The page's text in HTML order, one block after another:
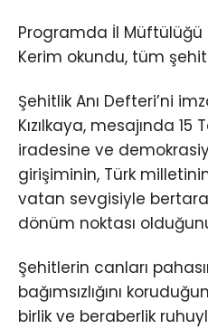
Programda İl Müftülüğü
Kerim okundu, tüm
Şehitlik Anı Defteri’ni
Kızılkaya, mesajında 15
iradesine ve
girişiminin, Türk
vatan sevgisiyle
dönüm noktası
Şehitlerin canları
bağımsızlığını
birlik ve beraberlik